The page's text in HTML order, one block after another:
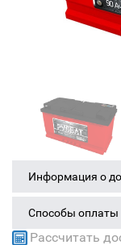
Информация о
Способы оплаты
Рассчитать